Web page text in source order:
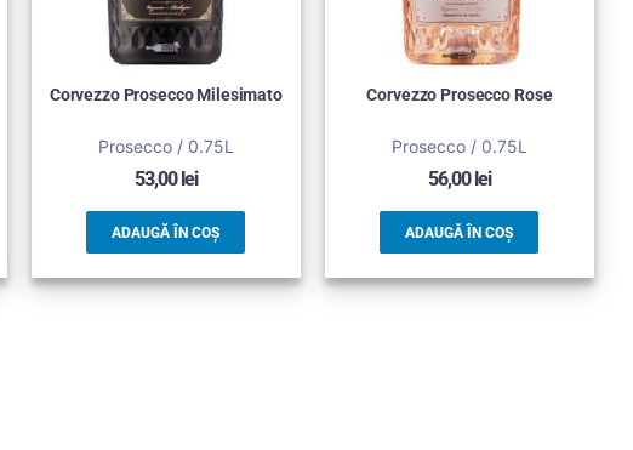
Corvezzo Prosecco Milesimato
Prosecco / 0.75L
53,00lei
ADAUGĂ ÎN COȘ
Corvezzo Prosecco Rose
Prosecco / 0.75L
56,00lei
ADAUGĂ ÎN COȘ